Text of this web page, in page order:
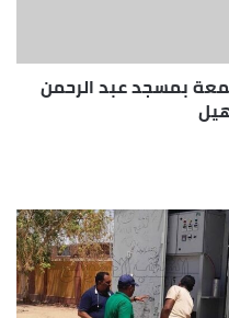
بمسجد عبد الرحمن